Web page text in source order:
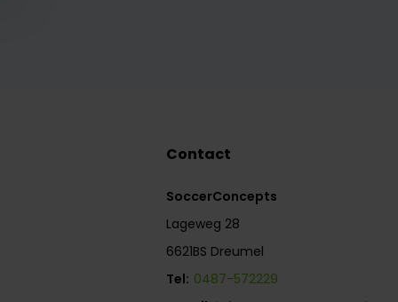
Contact
SoccerConcepts
Lageweg 28
6621BS Dreumel
Tel: 0487-572229